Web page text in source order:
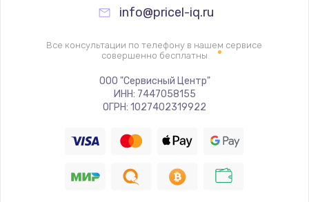
700 руб.
Заказать
Замена ТЭНа
Заказать
Замена шнура
info@pricel-iq.ru
Все консультации по телефону в нашем сервисе
совершенно бесплатны
ООО "Сервисный Центр"
ИНН: 7447058155
ОГРН: 1027402319922